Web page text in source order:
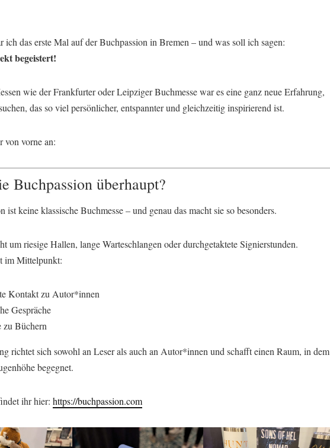
das erste Mal auf der Buchpassion in Bremen – und was soll ich sagen:
begeistert!
wie der Frankfurter oder Leipziger Buchmesse war es eine ganz neue Erfahrung,
das so viel persönlicher, entspannter und gleichzeitig inspirierend ist.
von vorne an:
Buchpassion überhaupt?
ist keine klassische Buchmesse – und genau das macht sie so besonders.
um riesige Hallen, lange Warteschlangen oder durchgetaktete Signierstunden.
im Mittelpunkt:
Kontakt zu Autor*innen
Gespräche
zu Büchern
richtet sich sowohl an Leser als auch an Autor*innen und schafft einen Raum, in dem
begegnet.
ihr hier:https://buchpassion.com